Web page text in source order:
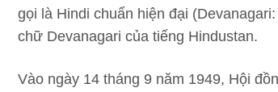
gọi là Hindi chuẩn hiện đại
chữ Devanagari của tiếng Hindustan.
Vào ngày 14 tháng 9 năm 1949, Hội